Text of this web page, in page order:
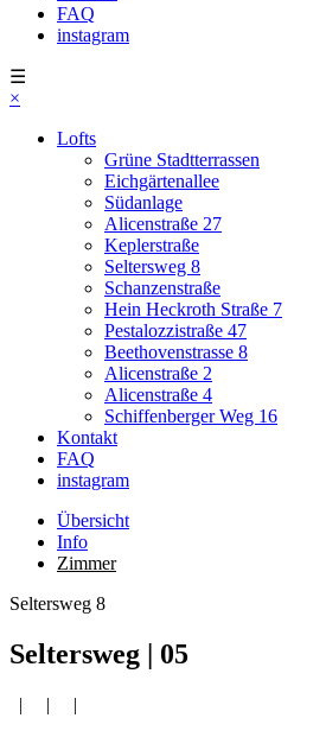
FAQ
instagram
☰
×
Lofts
Grüne Stadtterrassen
Eichgärtenallee
Südanlage
Alicenstraße 27
Keplerstraße
Seltersweg 8
Schanzenstraße
Hein Heckroth Straße 7
Pestalozzistraße 47
Beethovenstrasse 8
Alicenstraße 2
Alicenstraße 4
Schiffenberger Weg 16
Kontakt
FAQ
instagram
Übersicht
Info
Zimmer
Seltersweg 8
Seltersweg | 05
| | |